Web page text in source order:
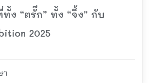
ง “ตรั๊ก” ทั้ง “จึ้ง” กับ
2025
า